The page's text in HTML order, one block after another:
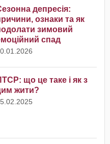
депресія:
ознаки та як
зимовий
спад
що це таке і як з
жити?